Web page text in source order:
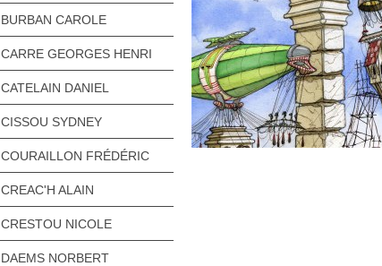
BURBAN CAROLE
CARRE GEORGES HENRI
CATELAIN DANIEL
CISSOU SYDNEY
COURAILLON FRÉDÉRIC
CREAC'H ALAIN
CRESTOU NICOLE
DAEMS NORBERT